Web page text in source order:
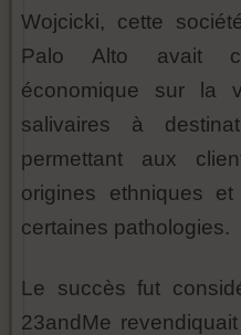
Wojcicki, cette
Palo Alto avait
économique sur la
salivaires à
permettant aux
origines ethniques
certaines pathologies.
Le succès fut
23andMe